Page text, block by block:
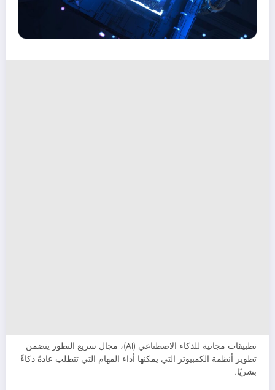
تطبيقات مجانية للذكاء الاصطناعي (AI)، مجال سريع التطور يتضمن
تطوير أنظمة الكمبيوتر التي يمكنها أداء المهام التي تتطلب عادةً ذكاءً
بشريًا.